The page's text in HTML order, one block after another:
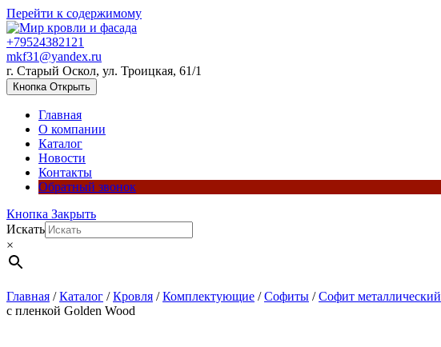
Перейти к содержимому
+79524382121
mkf31@yandex.ru
г. Старый Оскол, ул. Троицкая, 61/1
Кнопка Открыть
Главная
О компании
Каталог
Новости
Контакты
Обратный звонок
Кнопка Закрыть
Искать
×
Главная /Каталог /Кровля /Комплектующие /Софиты /Софит металлический
с пленкой Golden Wood